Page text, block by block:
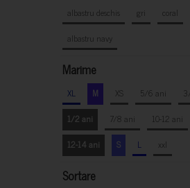
albastru deschis
gri
coral
albastru navy
Marime
XL M XS 5/6 ani
1/2 ani
7/8 ani
10-12 ani
12-14 ani
S L xxl
Sortare